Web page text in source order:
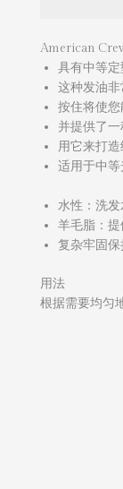
American
具有中等定
这种发油非
按住将使您
并提供了一
用它来打造
适用于中等
水性：洗发
羊毛脂：提
复杂牢固
用法
根据需要均匀